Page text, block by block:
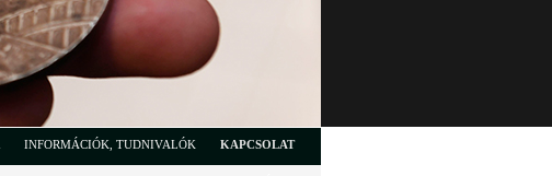
INFORMÁCIÓK, TUDNIVALÓK KAPCSOLAT